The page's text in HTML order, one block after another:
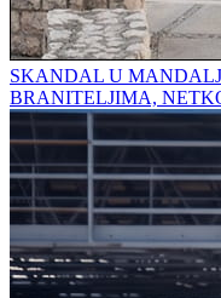
SKANDAL U
BRANITELJIMA,